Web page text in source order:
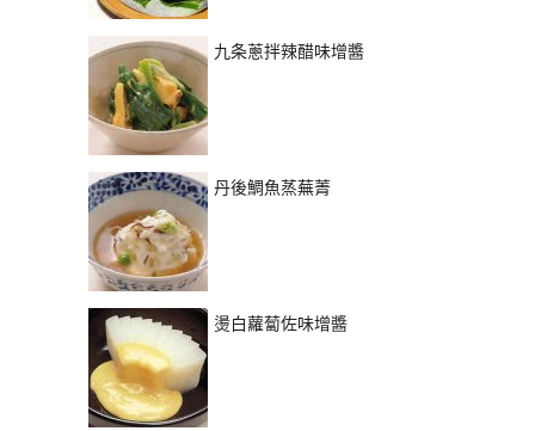
九条蔥拌辣醋味增醬
丹後鯛魚蒸蕪菁
燙白蘿蔔佐味增醬